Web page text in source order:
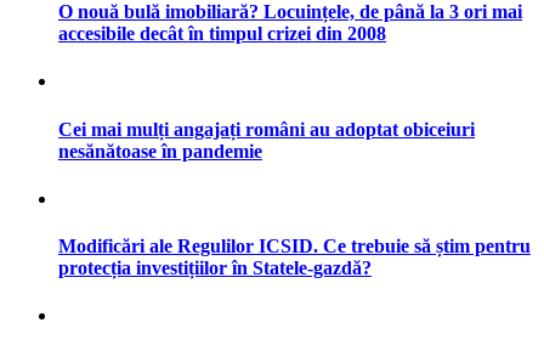
O nouă bulă imobiliară? Locuințele, de până la 3 ori mai
accesibile decât în timpul crizei din 2008
Cei mai mulți angajați români au adoptat obiceiuri
nesănătoase în pandemie
Modificări ale Regulilor ICSID. Ce trebuie să știm pentru
protecția investițiilor în Statele-gazdă?